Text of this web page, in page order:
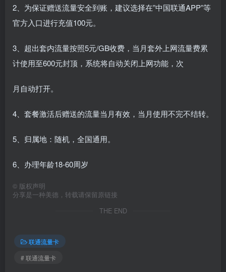
2、为保证赠送流量安全到账，建议选择在”中国联通APP”等
官方入口进行充值100元。
3、超出套内流量按照5元/GB收费，当月套外上网流量费累
计使用至600元封顶，系统将自动关闭上网功能，次
月自动打开。
4、套餐激活后赠送的流量当月有效，当月使用不完不结转。
5、归属地：随机，全国通用。
6、办理年龄18-60周岁
© 版权声明
分享是一种美德，转载请保留原链接
THE END
联通流量卡
# 联通流量卡